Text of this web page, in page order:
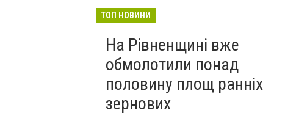
ТОП НОВИНИ
На Рівненщині вже
обмолотили понад
половину площ ранніх
зернових